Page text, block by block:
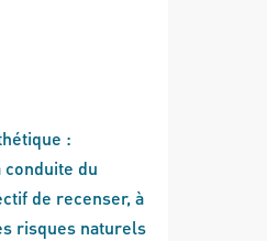
:
du
de recenser, à
risques naturels